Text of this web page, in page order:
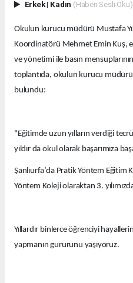
Erkek| Kadın (Haberi Sesli Oku)
Okulun kurucu müdürü Mustafa
Koordinatörü Mehmet Emin Kuş,
ve yönetimi ile basın
toplantıda, okulun kurucu müdürü
bulundu:
"Eğitimde uzun yılların verdiği
yıldır da okul olarak başarımıza
Şanlıurfa’da Pratik Yöntem Eğitim
Yöntem Koleji olaraktan 3.
Yıllardır binlerce öğrenciyi
yapmanın gururunu yaşıyoruz.